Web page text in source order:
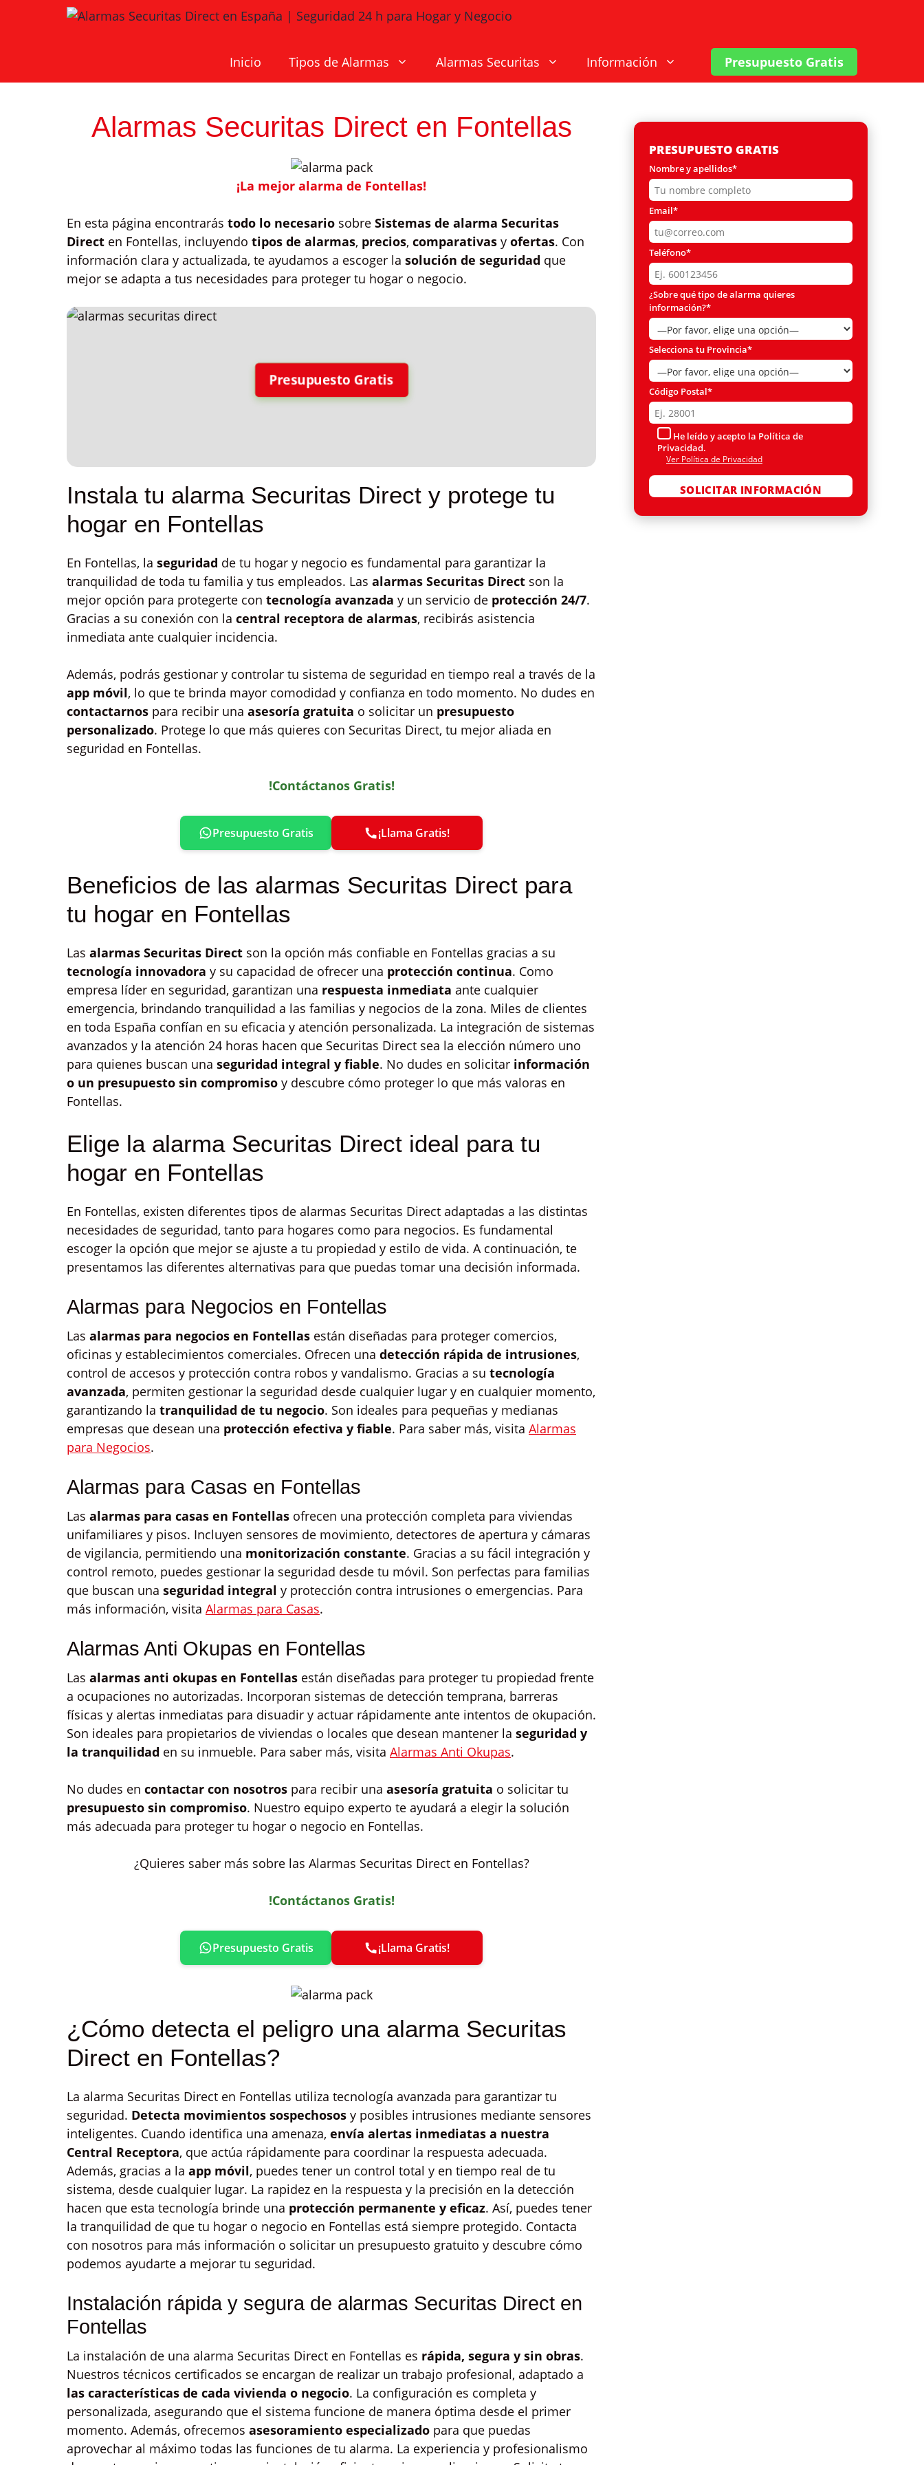
Inicio
Tipos de Alarmas Alarmas Securitas Información Presupuesto Gratis
Alarmas Securitas Direct en Fontellas
¡La mejor alarma de Fontellas!
En esta página encontrarás todo lo necesario sobre Sistemas de alarma Securitas
Direct en Fontellas, incluyendo tipos de alarmas, precios, comparativas y ofertas. Con
información clara y actualizada, te ayudamos a escoger la solución de seguridad que
mejor se adapta a tus necesidades para proteger tu hogar o negocio.
Presupuesto Gratis
Instala tu alarma Securitas Direct y protege tu
hogar en Fontellas
En Fontellas, la seguridad de tu hogar y negocio es fundamental para garantizar la
tranquilidad de toda tu familia y tus empleados. Las alarmas Securitas Direct son la
mejor opción para protegerte con tecnología avanzada y un servicio de protección 24/7.
Gracias a su conexión con la central receptora de alarmas, recibirás asistencia
inmediata ante cualquier incidencia.
Además, podrás gestionar y controlar tu sistema de seguridad en tiempo real a través de la
app móvil, lo que te brinda mayor comodidad y confianza en todo momento. No dudes en
contactarnos para recibir una asesoría gratuita o solicitar un presupuesto
personalizado. Protege lo que más quieres con Securitas Direct, tu mejor aliada en
seguridad en Fontellas.
!Contáctanos Gratis!
Presupuesto Gratis ¡Llama Gratis!
Beneficios de las alarmas Securitas Direct para
tu hogar en Fontellas
Las alarmas Securitas Direct son la opción más confiable en Fontellas gracias a su
tecnología innovadora y su capacidad de ofrecer una protección continua. Como
empresa líder en seguridad, garantizan una respuesta inmediata ante cualquier
emergencia, brindando tranquilidad a las familias y negocios de la zona. Miles de clientes
en toda España confían en su eficacia y atención personalizada. La integración de sistemas
avanzados y la atención 24 horas hacen que Securitas Direct sea la elección número uno
para quienes buscan una seguridad integral y fiable. No dudes en solicitar información
o un presupuesto sin compromiso y descubre cómo proteger lo que más valoras en
Fontellas.
Elige la alarma Securitas Direct ideal para tu
hogar en Fontellas
En Fontellas, existen diferentes tipos de alarmas Securitas Direct adaptadas a las distintas
necesidades de seguridad, tanto para hogares como para negocios. Es fundamental
escoger la opción que mejor se ajuste a tu propiedad y estilo de vida. A continuación, te
presentamos las diferentes alternativas para que puedas tomar una decisión informada.
Alarmas para Negocios en Fontellas
Las alarmas para negocios en Fontellas están diseñadas para proteger comercios,
oficinas y establecimientos comerciales. Ofrecen una detección rápida de intrusiones,
control de accesos y protección contra robos y vandalismo. Gracias a su tecnología
avanzada, permiten gestionar la seguridad desde cualquier lugar y en cualquier momento,
garantizando la tranquilidad de tu negocio. Son ideales para pequeñas y medianas
empresas que desean una protección efectiva y fiable. Para saber más, visita Alarmas
para Negocios.
Alarmas para Casas en Fontellas
Las alarmas para casas en Fontellas ofrecen una protección completa para viviendas
unifamiliares y pisos. Incluyen sensores de movimiento, detectores de apertura y cámaras
de vigilancia, permitiendo una monitorización constante. Gracias a su fácil integración y
control remoto, puedes gestionar la seguridad desde tu móvil. Son perfectas para familias
que buscan una seguridad integral y protección contra intrusiones o emergencias. Para
más información, visita Alarmas para Casas.
Alarmas Anti Okupas en Fontellas
Las alarmas anti okupas en Fontellas están diseñadas para proteger tu propiedad frente
a ocupaciones no autorizadas. Incorporan sistemas de detección temprana, barreras
físicas y alertas inmediatas para disuadir y actuar rápidamente ante intentos de okupación.
Son ideales para propietarios de viviendas o locales que desean mantener la seguridad y
la tranquilidad en su inmueble. Para saber más, visita Alarmas Anti Okupas.
No dudes en contactar con nosotros para recibir una asesoría gratuita o solicitar tu
presupuesto sin compromiso. Nuestro equipo experto te ayudará a elegir la solución
más adecuada para proteger tu hogar o negocio en Fontellas.
¿Quieres saber más sobre las Alarmas Securitas Direct en Fontellas?
!Contáctanos Gratis!
Presupuesto Gratis ¡Llama Gratis!
¿Cómo detecta el peligro una alarma Securitas
Direct en Fontellas?
La alarma Securitas Direct en Fontellas utiliza tecnología avanzada para garantizar tu
seguridad. Detecta movimientos sospechosos y posibles intrusiones mediante sensores
inteligentes. Cuando identifica una amenaza, envía alertas inmediatas a nuestra
Central Receptora, que actúa rápidamente para coordinar la respuesta adecuada.
Además, gracias a la app móvil, puedes tener un control total y en tiempo real de tu
sistema, desde cualquier lugar. La rapidez en la respuesta y la precisión en la detección
hacen que esta tecnología brinde una protección permanente y eficaz. Así, puedes tener
la tranquilidad de que tu hogar o negocio en Fontellas está siempre protegido. Contacta
con nosotros para más información o solicitar un presupuesto gratuito y descubre cómo
podemos ayudarte a mejorar tu seguridad.
Instalación rápida y segura de alarmas Securitas Direct en
Fontellas
La instalación de una alarma Securitas Direct en Fontellas es rápida, segura y sin obras.
Nuestros técnicos certificados se encargan de realizar un trabajo profesional, adaptado a
las características de cada vivienda o negocio. La configuración es completa y
personalizada, asegurando que el sistema funcione de manera óptima desde el primer
momento. Además, ofrecemos asesoramiento especializado para que puedas
aprovechar al máximo todas las funciones de tu alarma. La experiencia y profesionalismo
PRESUPUESTO GRATIS
Nombre y apellidos*
Email*
Teléfono*
¿Sobre qué tipo de alarma quieres
información?*
Selecciona tu Provincia*
Código Postal*
He leído y acepto la Política de
Privacidad.
Ver Política de Privacidad
Por favor, deja este campo vacío.